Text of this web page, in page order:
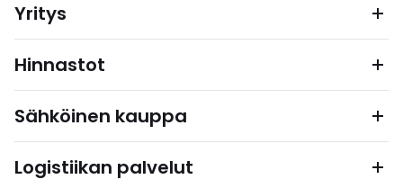
Yritys
Hinnastot
Sähköinen kauppa
Logistiikan palvelut